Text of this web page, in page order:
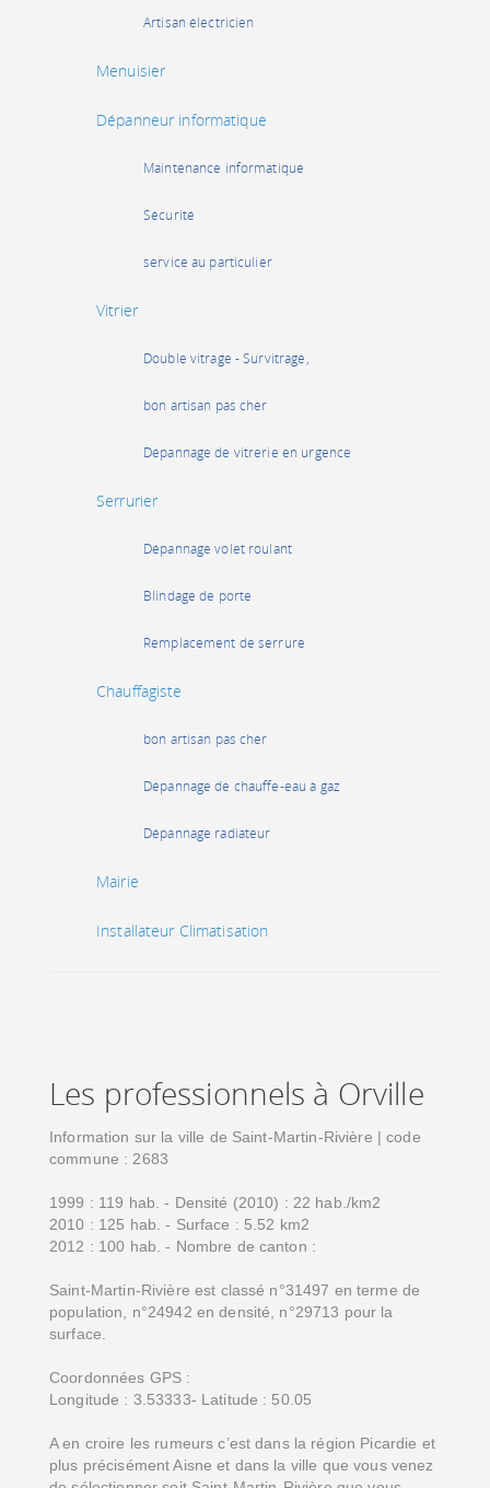
Artisan électricien
Menuisier
Dépanneur informatique
Maintenance informatique
Sécurité
service au particulier
Vitrier
Double vitrage - Survitrage,
bon artisan pas cher
Dépannage de vitrerie en urgence
Serrurier
Dépannage volet roulant
Blindage de porte
Remplacement de serrure
Chauffagiste
bon artisan pas cher
Dépannage de chauffe-eau à gaz
Dépannage radiateur
Mairie
Installateur Climatisation
Les professionnels à Orville
Information sur la ville de Saint-Martin-Rivière | code
commune : 2683
1999 : 119 hab. - Densité (2010) : 22 hab./km2
2010 : 125 hab. - Surface : 5.52 km2
2012 : 100 hab. - Nombre de canton :
Saint-Martin-Rivière est classé n°31497 en terme de
population, n°24942 en densité, n°29713 pour la
surface.
Coordonnées GPS :
Longitude : 3.53333- Latitude : 50.05
A en croire les rumeurs c’est dans la région Picardie et
plus précisément Aisne et dans la ville que vous venez